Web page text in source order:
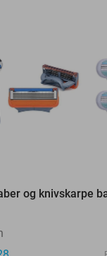
og knivskarpe